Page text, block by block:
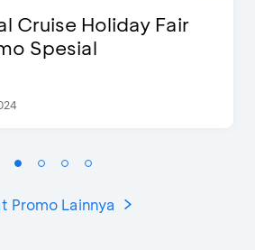
Cruise Holiday Fair
Spesial
Promo Lainnya